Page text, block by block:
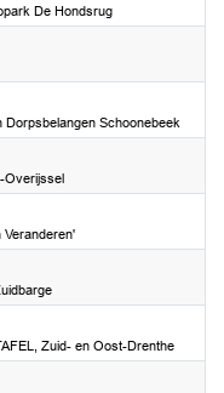
De Hondsrug
Schoonebeek
Overijssel
Veranderen'
Zuid- en Oost-Drenthe